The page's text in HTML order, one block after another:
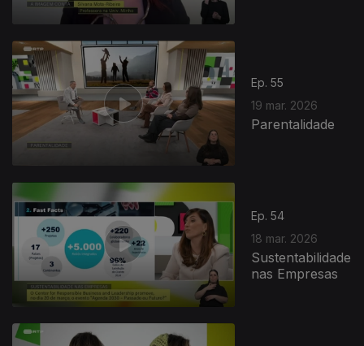
Ep. 55
19 mar. 2026
Parentalidade
Ep. 54
18 mar. 2026
Sustentabilidade
nas Empresas